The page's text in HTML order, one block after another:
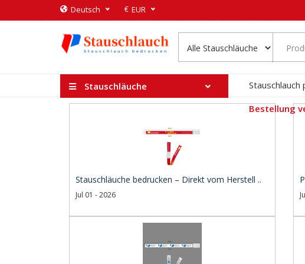
Deutsch € EUR
Stauschläuche
Bestellung
Stauschläuche bedrucken – Direkt vom Herstell ..
Jul 01 - 2026